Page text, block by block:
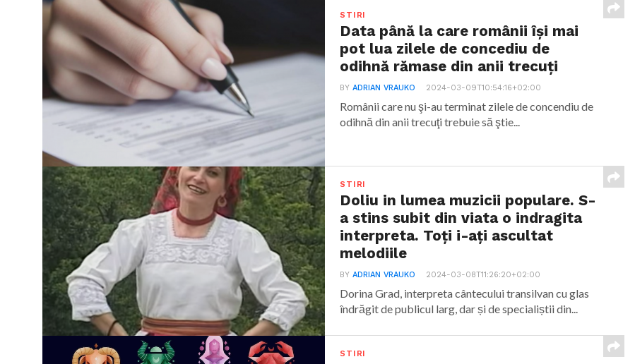
STIRI
Data până la care românii îşi mai
pot lua zilele de concediu de
odihnă rămase din anii trecuţi
BYADRIAN VRAUKO 2024-03-09T10:54:16+02:00
Românii care nu şi-au terminat zilele de concendiu de
odihnă din anii trecuţi trebuie să ştie...
STIRI
Doliu in lumea muzicii populare. S-
a stins subit din viata o indragita
interpreta. Toți i-ați ascultat
melodiile
BYADRIAN VRAUKO 2024-03-08T11:26:20+02:00
Dorina Grad, interpreta cântecului transilvan cu glas
îndrăgit de publicul larg, dar și de specialiștii din...
STIRI